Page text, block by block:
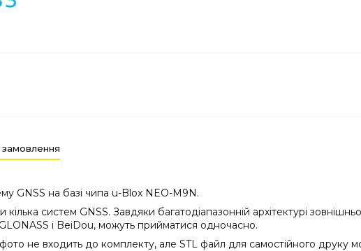
GNSS на базі чипа u-Blox NEO-M9N.
систем GNSS. Завдяки багатодіапазонній архітектурі
і BeiDou, можуть прийматися одночасно.
не входить до комплекту, але STL файл для самостійного друку